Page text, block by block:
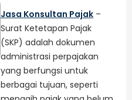
Jasa Konsultan Pajak –
Surat Ketetapan Pajak
(SKP) adalah dokumen
administrasi perpajakan
yang berfungsi untuk
berbagai tujuan, seperti